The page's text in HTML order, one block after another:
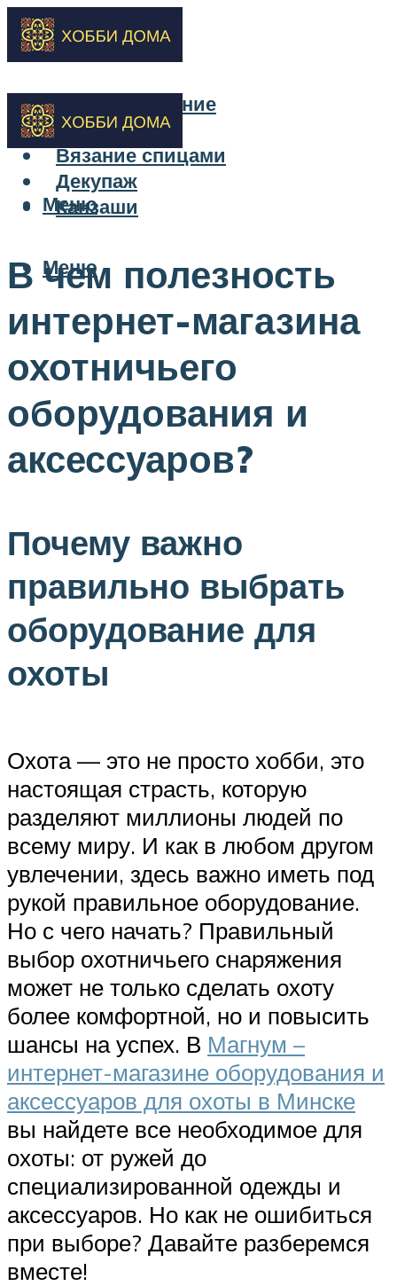
Бисероплетение
Вышивка
Вязание спицами
Декупаж
Канзаши
Меню
Меню
В чем полезность
интернет-магазина
охотничьего
оборудования и
аксессуаров?
Почему важно
правильно выбрать
оборудование для
охоты
Охота — это не просто хобби, это
настоящая страсть, которую
разделяют миллионы людей по
всему миру. И как в любом другом
увлечении, здесь важно иметь под
рукой правильное оборудование.
Но с чего начать? Правильный
выбор охотничьего снаряжения
может не только сделать охоту
более комфортной, но и повысить
шансы на успех. В Магнум –
интернет-магазине оборудования и
аксессуаров для охоты в Минске
вы найдете все необходимое для
охоты: от ружей до
специализированной одежды и
аксессуаров. Но как не ошибиться
при выборе? Давайте разберемся
вместе!